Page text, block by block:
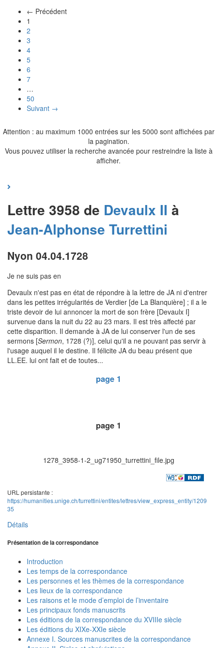
← Précédent
1
2
3
4
5
6
7
…
50
Suivant →
Attention : au maximum 1000 entrées sur les 5000 sont affichées par
la pagination.
Vous pouvez utiliser la recherche avancée pour restreindre la liste à
afficher.
Lettre 3958 de Devaulx II à
Jean-Alphonse Turrettini
Nyon 04.04.1728
Je ne suis pas en
Devaulx n'est pas en état de répondre à la lettre de JA ni d'entrer
dans les petites irrégularités de Verdier [de La Blanquière] ; il a le
triste devoir de lui annoncer la mort de son frère [Devaulx I]
survenue dans la nuit du 22 au 23 mars. Il est très affecté par
cette disparition. Il demande à JA de lui conserver l'un de ses
sermons [Sermon, 1728 (?)], celui qu'il a ne pouvant pas servir à
l'usage auquel il le destine. Il félicite JA du beau présent que
LL.EE. lui ont fait et de toutes...
page 1
page 1
1278_3958-1-2_ug71950_turrettini_file.jpg
URL persistante :
https://humanities.unige.ch/turrettini/entites/lettres/view_express_entity/1209
35
Détails
Présentation de la correspondance
Introduction
Les temps de la correspondance
Les personnes et les thèmes de la correspondance
Les lieux de la correspondance
Les raisons et le mode d’emploi de l’inventaire
Les principaux fonds manuscrits
Les éditions de la correspondance du XVIIIe siècle
Les éditions du XIXe-XXIe siècle
Annexe I. Sources manuscrites de la correspondance